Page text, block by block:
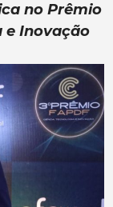
no Prêmio
e Inovação